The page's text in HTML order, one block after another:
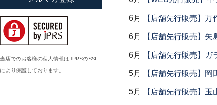
6月 【店舗先行販売】万
6月 【店舗先行販売】
6月 【店舗先行販売】ガ
5月 【店舗先行販売】岡
5月 【店舗先行販売】
小倉広太郎
岡田直人
岡野達也
岡本修
小川佳子
当店でのお客様の個人情報はJPRSのSSL
により保護しております。